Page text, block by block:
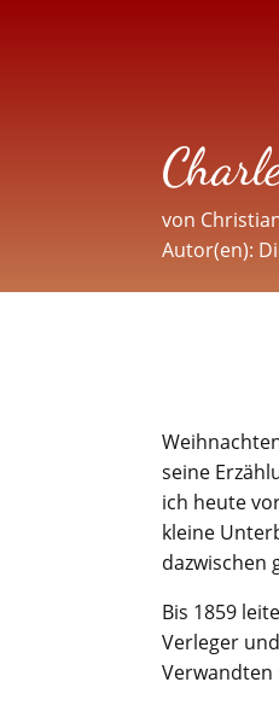
von
Autor(en):
seine
ich heute
kleine
dazwischen
Bis 1859
Verleger
Verwandten